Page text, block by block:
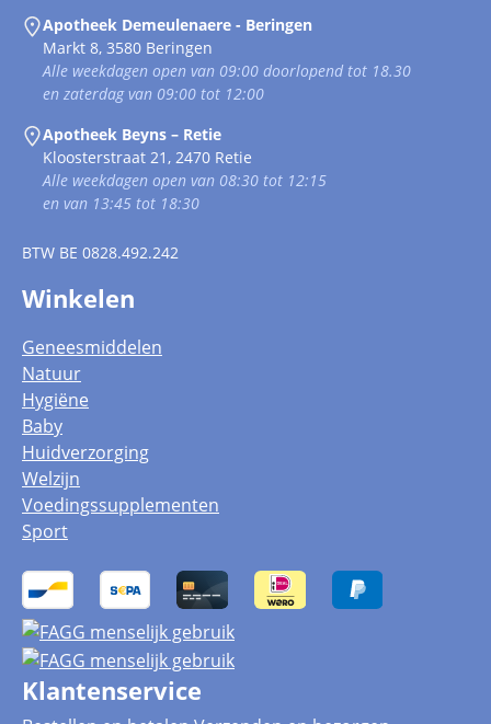
Apotheek Demeulenaere - Beringen
Markt 8, 3580 Beringen
Alle weekdagen open van 09:00 doorlopend tot 18.30
en zaterdag van 09:00 tot 12:00
Apotheek Beyns – Retie
Kloosterstraat 21, 2470 Retie
Alle weekdagen open van 08:30 tot 12:15
en van 13:45 tot 18:30
BTW BE 0828.492.242
Winkelen
Geneesmiddelen
Natuur
Hygiëne
Baby
Huidverzorging
Welzijn
Voedingssupplementen
Sport
Klantenservice